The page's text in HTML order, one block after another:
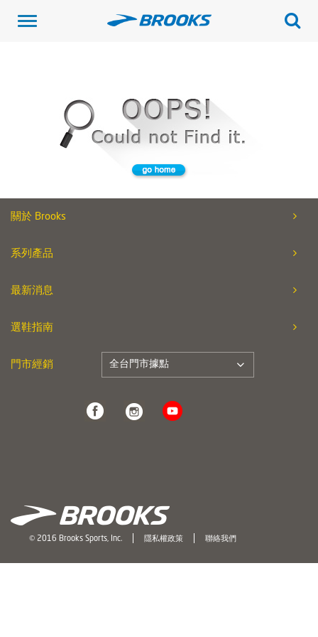
Toggle
關於 Brooks
系列產品
最新消息
選鞋指南
門市經銷 全台門市據點
© 2016 Brooks Sports, Inc. 隱私權政策 聯絡我們